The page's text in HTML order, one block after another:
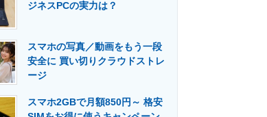
建設×テクノロジーの最前線
ジネスPCの実力は？
スマホの写真／動画をもう一段
安全に 買い切りクラウドストレ
ージ
スマホ2GBで月額850円～ 格安